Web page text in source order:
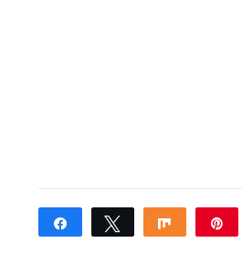
Share Tweet Share